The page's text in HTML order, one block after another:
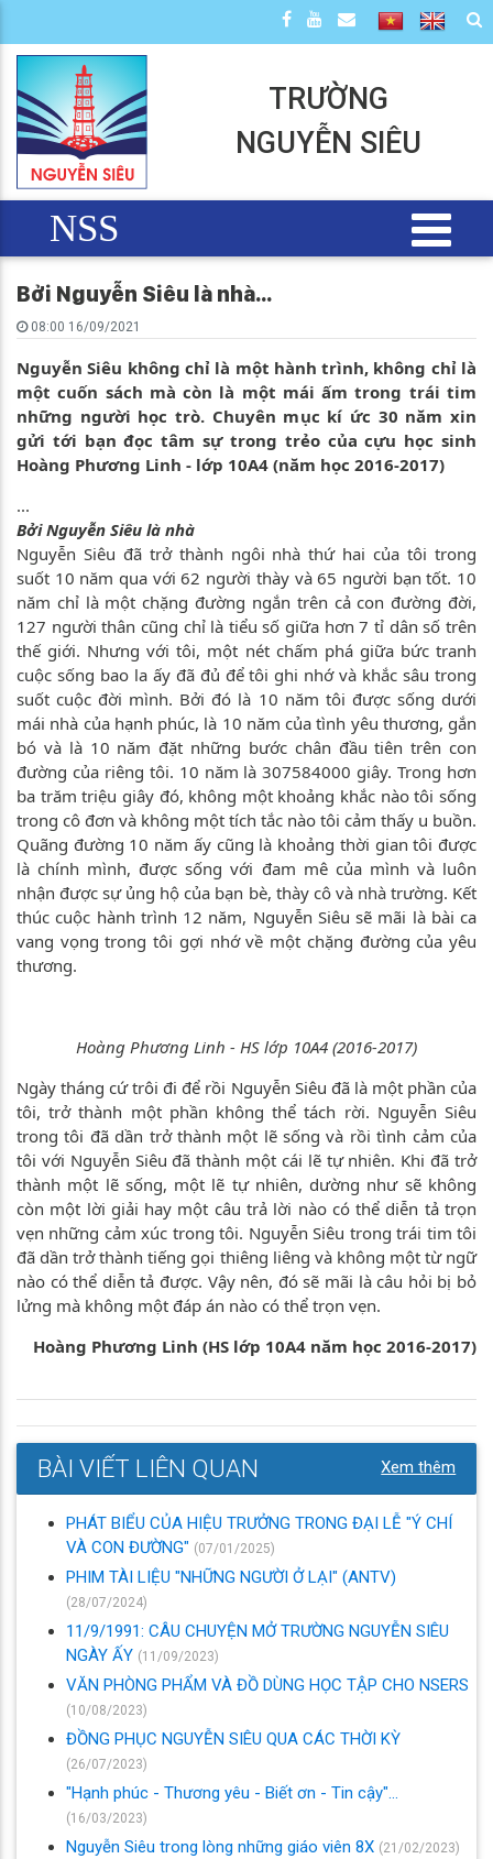
TRƯỜNG
NGUYỄN SIÊU
NSS
Bởi Nguyễn Siêu là nhà...
08:00 16/09/2021
Nguyễn Siêu không chỉ là một hành trình, không chỉ là
một cuốn sách mà còn là một mái ấm trong trái tim
những người học trò. Chuyên mục kí ức 30 năm xin
gửi tới bạn đọc tâm sự trong trẻo của cựu học sinh
Hoàng Phương Linh - lớp 10A4 (năm học 2016-2017)
...
Bởi Nguyễn Siêu là nhà
Nguyễn Siêu đã trở thành ngôi nhà thứ hai của tôi trong
suốt 10 năm qua với 62 người thày và 65 người bạn tốt. 10
năm chỉ là một chặng đường ngắn trên cả con đường đời,
127 người thân cũng chỉ là tiểu số giữa hơn 7 tỉ dân số trên
thế giới. Nhưng với tôi, một nét chấm phá giữa bức tranh
cuộc sống bao la ấy đã đủ để tôi ghi nhớ và khắc sâu trong
suốt cuộc đời mình. Bởi đó là 10 năm tôi được sống dưới
mái nhà của hạnh phúc, là 10 năm của tình yêu thương, gắn
bó và là 10 năm đặt những bước chân đầu tiên trên con
đường của riêng tôi. 10 năm là 307584000 giây. Trong hơn
ba trăm triệu giây đó, không một khoảng khắc nào tôi sống
trong cô đơn và không một tích tắc nào tôi cảm thấy u buồn.
Quãng đường 10 năm ấy cũng là khoảng thời gian tôi được
là chính mình, được sống với đam mê của mình và luôn
nhận được sự ủng hộ của bạn bè, thày cô và nhà trường. Kết
thúc cuộc hành trình 12 năm, Nguyễn Siêu sẽ mãi là bài ca
vang vọng trong tôi gợi nhớ về một chặng đường của yêu
thương.
Hoàng Phương Linh - HS lớp 10A4 (2016-2017)
Ngày tháng cứ trôi đi để rồi Nguyễn Siêu đã là một phần của
tôi, trở thành một phần không thể tách rời. Nguyễn Siêu
trong tôi đã dần trở thành một lẽ sống và rồi tình cảm của
tôi với Nguyễn Siêu đã thành một cái lẽ tự nhiên. Khi đã trở
thành một lẽ sống, một lẽ tự nhiên, dường như sẽ không
còn một lời giải hay một câu trả lời nào có thể diễn tả trọn
vẹn những cảm xúc trong tôi. Nguyễn Siêu trong trái tim tôi
đã dần trở thành tiếng gọi thiêng liêng và không một từ ngữ
nào có thể diễn tả được. Vậy nên, đó sẽ mãi là câu hỏi bị bỏ
lửng mà không một đáp án nào có thể trọn vẹn.
Hoàng Phương Linh (HS lớp 10A4 năm học 2016-2017)
BÀI VIẾT LIÊN QUAN Xem thêm
PHÁT BIỂU CỦA HIỆU TRƯỞNG TRONG ĐẠI LỄ "Ý CHÍ
VÀ CON ĐƯỜNG" (07/01/2025)
PHIM TÀI LIỆU "NHỮNG NGƯỜI Ở LẠI" (ANTV)
(28/07/2024)
11/9/1991: CÂU CHUYỆN MỞ TRƯỜNG NGUYỄN SIÊU
NGÀY ẤY (11/09/2023)
VĂN PHÒNG PHẨM VÀ ĐỒ DÙNG HỌC TẬP CHO NSERS
(10/08/2023)
ĐỒNG PHỤC NGUYỄN SIÊU QUA CÁC THỜI KỲ
(26/07/2023)
"Hạnh phúc - Thương yêu - Biết ơn - Tin cậy"...
(16/03/2023)
Nguyễn Siêu trong lòng những giáo viên 8X (21/02/2023)